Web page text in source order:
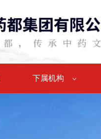
下属机构